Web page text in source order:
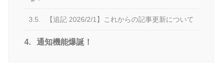
3.5. 【追記 2026/2/1】これからの記事更新について
4. 通知機能爆誕！